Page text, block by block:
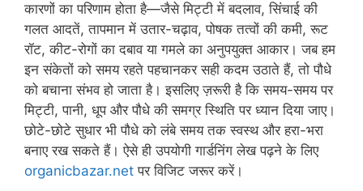
कारणों का परिणाम होता है—जैसे मिट्टी में बदलाव, सिंचाई की
गलत आदतें, तापमान में उतार-चढ़ाव, पोषक तत्वों की कमी, रूट
रॉट, कीट-रोगों का दबाव या गमले का अनुपयुक्त आकार। जब हम
इन संकेतों को समय रहते पहचानकर सही कदम उठाते हैं, तो पौधे
को बचाना संभव हो जाता है। इसलिए ज़रूरी है कि समय-समय पर
मिट्टी, पानी, धूप और पौधे की समग्र स्थिति पर ध्यान दिया जाए।
छोटे-छोटे सुधार भी पौधे को लंबे समय तक स्वस्थ और हरा-भरा
बनाए रख सकते हैं। ऐसे ही उपयोगी गार्डनिंग लेख पढ़ने के लिए
organicbazar.net पर विजिट जरूर करें।